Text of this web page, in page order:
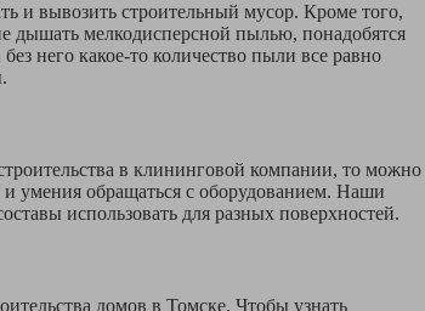
и вывозить строительный мусор. Кроме того,
дышать мелкодисперсной пылью, понадобятся
него какое-то количество пыли все равно
в клининговой компании, то можно
умения обращаться с оборудованием. Наши
использовать для разных поверхностей.
домов в Томске. Чтобы узнать